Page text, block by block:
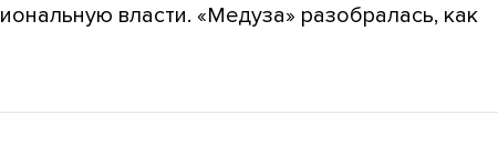
власти. «Медуза» разобралась, как